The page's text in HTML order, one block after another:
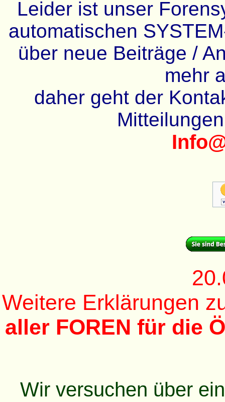
Leider ist unser
automatischen
über neue Beiträge /
mehr
daher geht der
Weitere Erklärungen
aller FOREN für die
Wir versuchen über